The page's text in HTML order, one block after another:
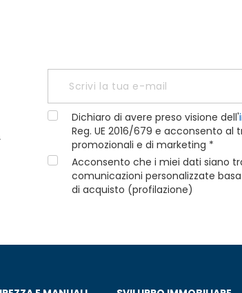
Dichiaro di avere preso visione dell'
Reg. UE 2016/679 e acconsento
promozionali e di marketing *
Acconsento che i miei dati siano
comunicazioni personalizzate
di acquisto (profilazione)